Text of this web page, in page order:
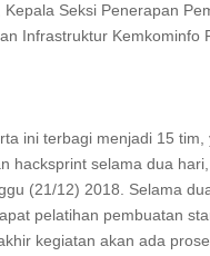
Kepala Seksi Penerapan
Infrastruktur Kemkominfo
ini terbagi menjadi 15 tim,
hacksprint selama dua
(21/12) 2018. Selama
pelatihan pembuatan
kegiatan akan ada